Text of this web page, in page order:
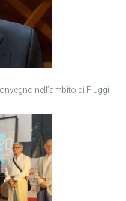
nell’ambito di Fiuggi